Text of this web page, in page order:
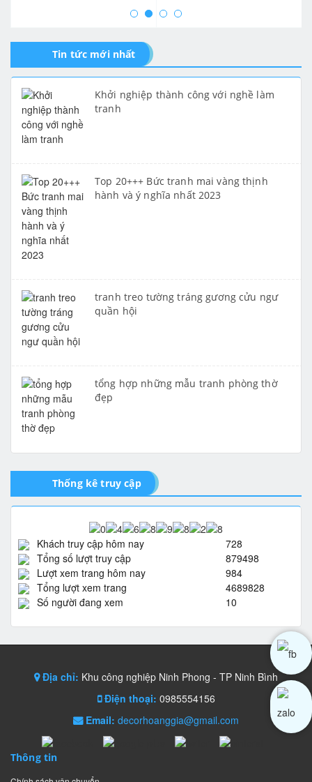
Tin tức mới nhất
Khởi nghiệp thành công với nghề làm
tranh
Top 20+++ Bức tranh mai vàng thịnh
hành và ý nghĩa nhất 2023
tranh treo tường tráng gương cửu ngư
quần hội
tổng hợp những mẫu tranh phòng thờ
đẹp
Thống kê truy cập
Khách truy cập hôm nay
728
Tổng số lượt truy cập
879498
Lượt xem trang hôm nay
984
Tổng lượt xem trang
4689828
Số người đang xem
10
Địa chỉ: Khu công nghiệp Ninh Phong - TP Ninh Bình
Điện thoại: 0985554156
Email: decorhoanggia@gmail.com
Thông tin